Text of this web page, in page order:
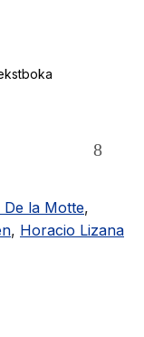
De la Motte,
, Horacio Lizana